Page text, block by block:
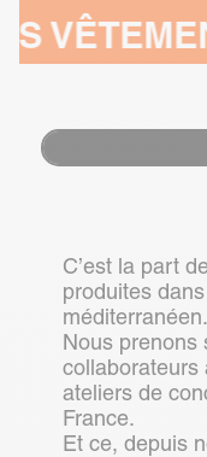
?OÙ
C’est la part
produites
méditerranéen.
Nous prenons
collaborateurs
ateliers de
France.
Et ce, depuis